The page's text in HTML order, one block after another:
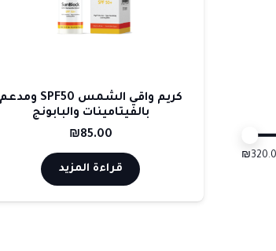
كريم واقي الشمس SPF50 ومدعم
بالفيتامينات والبابونج
₪85.00
قراءة المزيد